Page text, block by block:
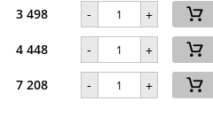
3 498 - +
4 448 - +
7 208 - +